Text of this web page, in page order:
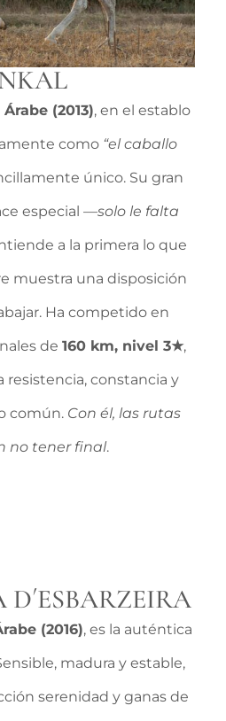
(2013), en el establo
como “el caballo
único. Su gran
especial —solo le falta
a la primera lo que
muestra una disposición
Ha competido en
de 160 km, nivel 3★,
constancia y
común. Con él, las rutas
no tener final.
(2016), es la auténtica
madura y estable,
serenidad y ganas de